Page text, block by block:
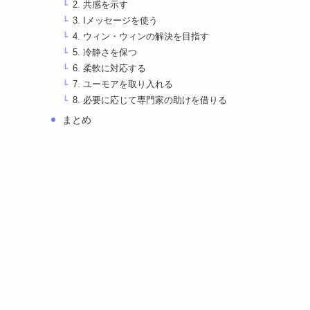
2. 共感を示す
3. Iメッセージを使う
4. ウィン・ウィンの解決を目指す
5. 冷静さを保つ
6. 柔軟に対応する
7. ユーモアを取り入れる
8. 必要に応じて専門家の助けを借りる
まとめ